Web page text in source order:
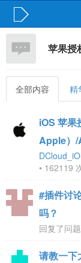
苹果授
全部内容 精
iOS 苹
Apple）/
• 162119
#插件讨
吗？
回复了问
请教一下